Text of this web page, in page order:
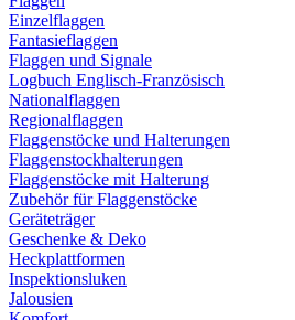
Einzelflaggen
Fantasieflaggen
Flaggen und Signale
Logbuch Englisch-Französisch
Nationalflaggen
Regionalflaggen
Flaggenstöcke und Halterungen
Flaggenstockhalterungen
Flaggenstöcke mit Halterung
Zubehör für Flaggenstöcke
Geräteträger
Geschenke & Deko
Heckplattformen
Inspektionsluken
Jalousien